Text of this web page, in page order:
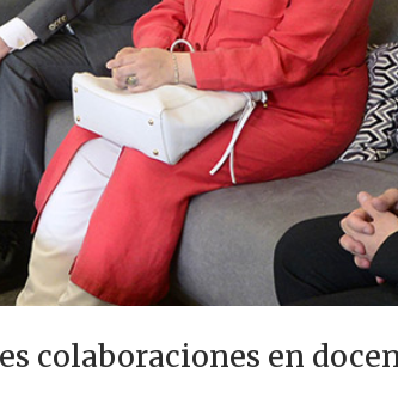
colaboraciones en